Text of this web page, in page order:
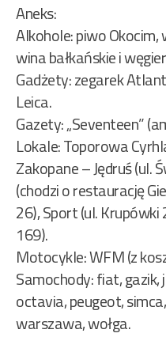
Aneks:
Alkohole: piwo Okocim,
wina bałkańskie i
Gadżety: zegarek
Leica.
Gazety: „Seventeen”
Lokale: Toporowa
Zakopane – Jędruś (ul.
(chodzi o restaurację
26), Sport (ul.
169).
Motocykle: WFM (z
Samochody: fiat, gazik,
octavia, peugeot,
warszawa, wołga.